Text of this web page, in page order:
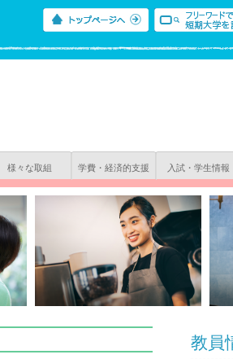
様々な取組 学費・経済的支援 入試・学生情報
教員